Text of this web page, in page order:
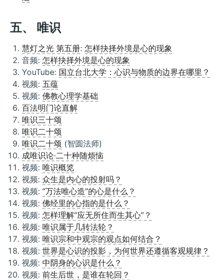
五、 唯识
慧灯之光 第五册: 怎样抉择外境是心的现象
音频: 怎样抉择外境是心的现象
YouTube: 国立台北大学：心识与物质的边界在哪里？
视频: 五蕴
视频: 佛教心理学基础
百法明门论直解
唯识三十颂
唯识二十颂
唯识二十颂 (智圆法师)
成唯识论·二十种随烦恼
视频: 唯识概览
视频: 众生是内心的投射吗？
视频: “万法唯心造”的心是什么？
视频: 佛经里的心指的是什么？
视频: 怎样理解“应无所住而生其心”？
视频: 唯识属于几转法轮？
视频: 唯识宗和中观宗的观点如何结合？
视频: 世界是心识的投影，为何世界还遵循客观规律？
视频: 中阴身的心识是什么？
视频: 前生后世，是谁在轮回？